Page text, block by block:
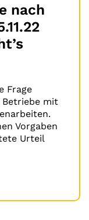
nach
Frage
mit
Vorgaben
Urteil